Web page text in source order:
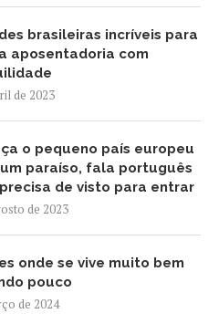
brasileiras incríveis para
aposentadoria com
de 2023
o pequeno país europeu
paraíso, fala português
de visto para entrar
de 2023
onde se vive muito bem
pouco
de 2024